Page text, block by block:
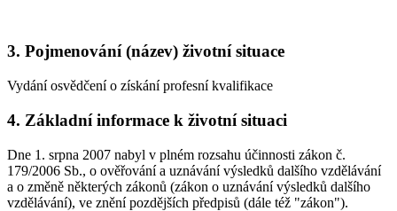
3. Pojmenování (název) životní situace
Vydání osvědčení o získání profesní kvalifikace
4. Základní informace k životní situaci
Dne 1. srpna 2007 nabyl v plném rozsahu účinnosti zákon č.
179/2006 Sb., o ověřování a uznávání výsledků dalšího vzdělávání
a o změně některých zákonů (zákon o uznávání výsledků dalšího
vzdělávání), ve znění pozdějších předpisů (dále též "zákon").